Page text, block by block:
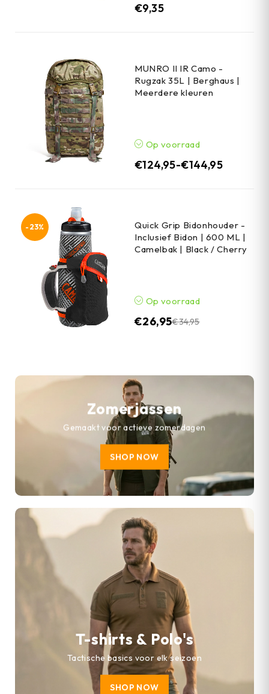
€9,35
MUNRO II IR Camo -
Rugzak 35L | Berghaus |
Meerdere kleuren
Op voorraad
€124,95-€144,95
-23%
Quick Grip Bidonhouder -
Inclusief Bidon | 600 ML |
Camelbak | Black / Cherry
Op voorraad
€34,95
€26,95
Zomerjassen
Gemaakt voor actieve zomerdagen
SHOP NOW
T-shirts & Polo's
Tactische basics voor elk seizoen
SHOP NOW